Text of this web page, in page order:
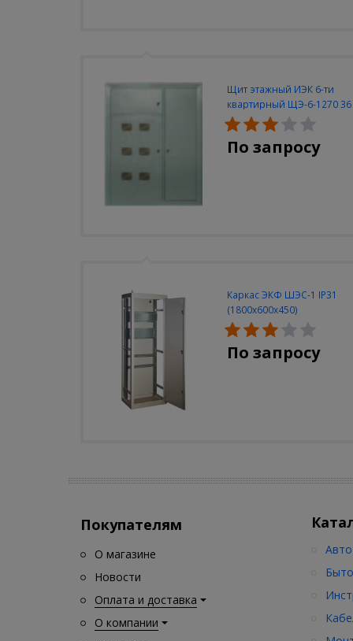
Щит этажный ИЭК 6-ти
квартирный ЩЭ-6-1270 36
УХЛ3
По запросу
Каркас ЭКФ ШЭС-1 IP31
(1800х600х450)
По запросу
Покупателям
О магазине
Новости
Оплата и доставка
О компании